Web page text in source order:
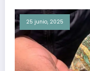
25 junio, 2025